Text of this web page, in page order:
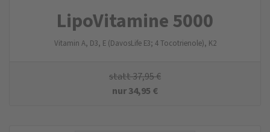
LipoVitamine 5000
Vitamin A, D3, E (DavosLife E3; 4 Tocotrienole), K2
statt37,95€
nur34,95 €